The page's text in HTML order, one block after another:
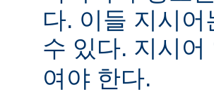
다. 이들 지시
수 있다. 지시어
여야 한다.